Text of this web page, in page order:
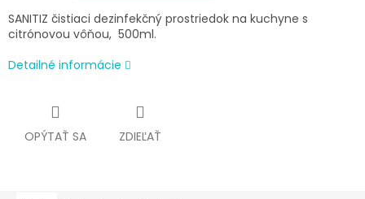
SANITIZ čistiaci dezinfekčný prostriedok na kuchyne s
citrónovou vôňou, 500ml.
Detailné informácie
OPÝTAŤ SA ZDIEĽAŤ